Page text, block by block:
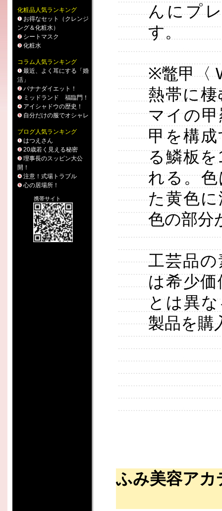
化粧品人気ランキング
お得なセット（クレンジ
ング＆化粧水）
シートマスク
化粧水
コラム人気ランキング
最近、よく耳にする「婚
活」
バナナダイエット！
ミッドランド 福臨門！
アイシャドウの歴史！
自分だけの服でオシャレ
ブログ人気ランキング
はつえさん
20歳若く見える秘密
理事長のスッピン大公
開！
注意！式場トラブル
心の居場所！
携帯サイト
んにプ
す。
※鼈甲〈
熱帯に
マイの
甲を構
る鱗板
れる。
た黄色
色の部分
工芸品
は希少
とは異
製品を購
ふみ美容アカ